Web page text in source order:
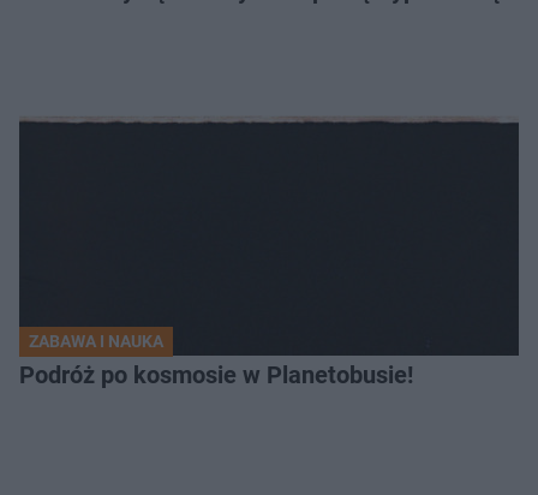
ZABAWA I NAUKA
Podróż po kosmosie w Planetobusie!